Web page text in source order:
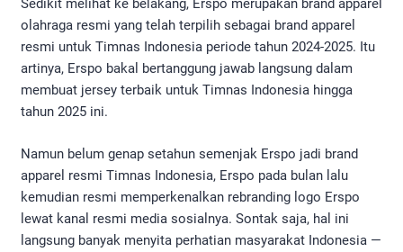
Sedikit melihat ke belakang, Erspo merupakan brand apparel
olahraga resmi yang telah terpilih sebagai brand apparel
resmi untuk Timnas Indonesia periode tahun 2024-2025. Itu
artinya, Erspo bakal bertanggung jawab langsung dalam
membuat jersey terbaik untuk Timnas Indonesia hingga
tahun 2025 ini.
Namun belum genap setahun semenjak Erspo jadi brand
apparel resmi Timnas Indonesia, Erspo pada bulan lalu
kemudian resmi memperkenalkan rebranding logo Erspo
lewat kanal resmi media sosialnya. Sontak saja, hal ini
langsung banyak menyita perhatian masyarakat Indonesia —